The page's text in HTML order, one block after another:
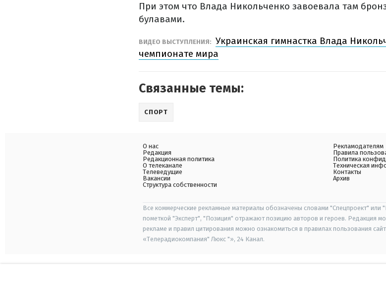
При этом что Влада Никольченко завоевала там
булавами.
ВИДЕО ВЫСТУПЛЕНИЯ: Украинская гимнастка Влада
чемпионате мира
Связанные темы:
СПОРТ
О нас
Редакция
Редакционная политика
О телеканале
Телеведущие
Вакансии
Структура собственности
Рекламодателям
Правила
Политика
Техническая
Контакты
Архив
Все коммерческие рекламные материалы обозначены словами "Спецпроект" или
пометкой "Эксперт", "Позиция" отражают позицию авторов и героев. Редакция
рекламе и правил цитирования можно ознакомиться в правилах пользования
«Телерадиокомпания" Люкс "», 24 Канал.